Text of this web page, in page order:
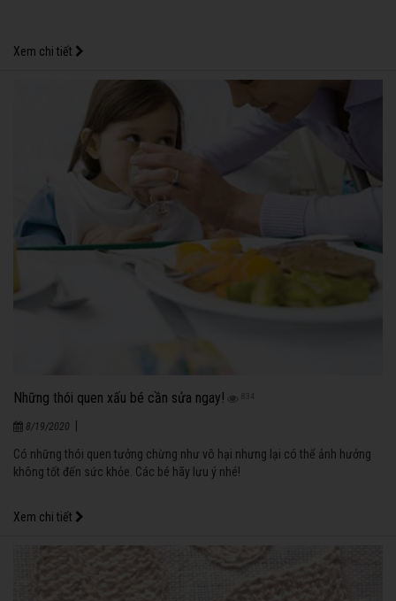
Xem chi tiết
Những thói quen xấu bé cần sửa ngay! 834
8/19/2020
Có những thói quen tưởng chừng như vô hại nhưng lại có thể ảnh hưởng
không tốt đến sức khỏe. Các bé hãy lưu ý nhé!
Xem chi tiết